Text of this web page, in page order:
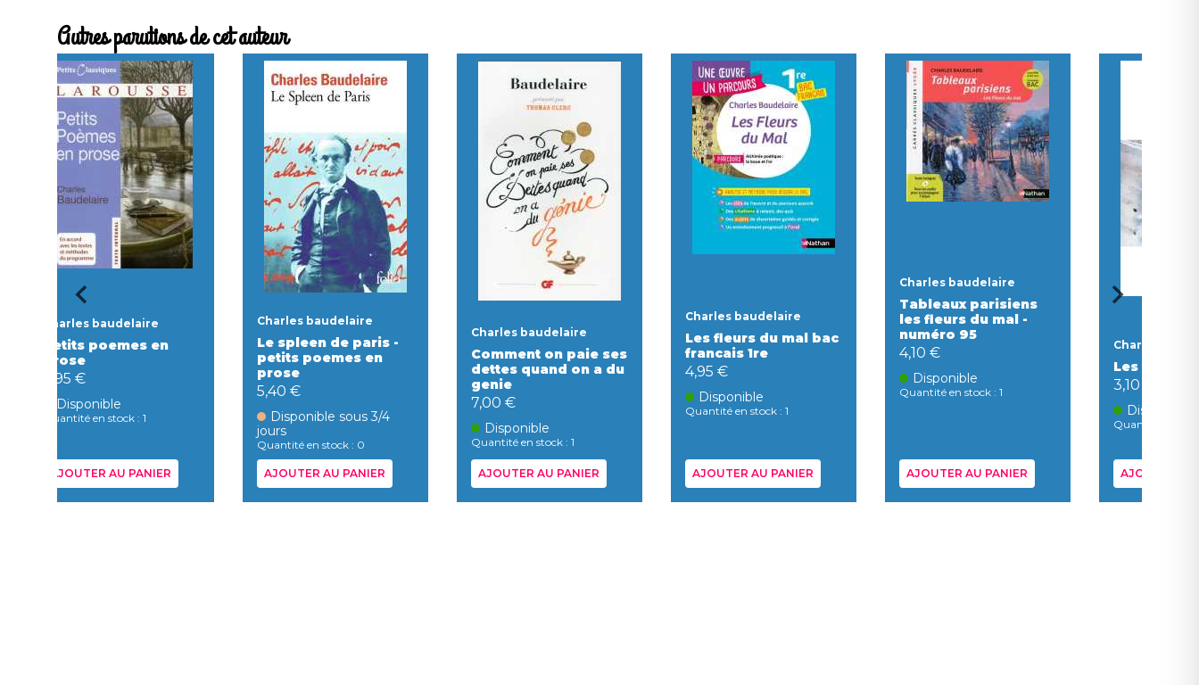
Autres parutions de cet auteur
Charles baudelaire
Petits poemes en
prose
3,95 €
Disponible
Quantité en stock : 1
AJOUTER AU PANIER
Charles baudelaire
Le spleen de paris -
petits poemes en
prose
5,40 €
Disponible sous 3/4
jours
Quantité en stock : 0
AJOUTER AU PANIER
Charles baudelaire
Comment on paie ses
dettes quand on a du
genie
7,00 €
Disponible
Quantité en stock : 1
AJOUTER AU PANIER
Charles baudelaire
Les fleurs du mal bac
francais 1re
4,95 €
Disponible
Quantité en stock : 1
AJOUTER AU PANIER
Charles baudelaire
Tableaux parisiens
les fleurs du mal -
numéro 95
4,10 €
Disponible
Quantité en stock : 1
AJOUTER AU PANIER
Charles
Les
3,10 €
Disponible
Quantité en
AJOUTER AU